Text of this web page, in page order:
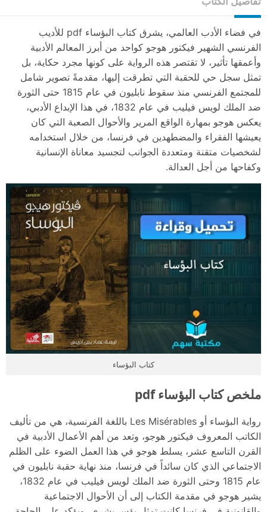
في فضاء الأدب العالمي، يشرق كتاب البؤساء pdf للأديب
الفرنسي الشهير فيكتور هوجو كواحد من أبرز المعالم الأدبية
وأعمقها تأثير، لا تقتصر هذه الرواية على كونها مجرد حكاية، بل
تمثل سجل حي للحقبة التي تطرقت إليها، مقدمةً تصوير شامل
للمجتمع الفرنسي منذ سقوط نابليون في عام 1815 حتى الثورة
ضد الملك لويس فيليب في عام 1832، في هذا الإبداع الأدبي،
يعكس هوجو بمهارة الواقع المرير والأحوال الصعبة التي كان
يعيشها الفقراء والمضطهدين في فرنسا، من خلال استخدامه
لشخصيات متقنة ومتعددة الجوانب لتجسيد معاناة الإنسانية
وكفاحها من أجل العدالة.
كتاب البؤساء
ملخص كتاب البؤساء pdf
رواية البؤساء أو Les Misérables باللغة الفرنسية، هي من تأليف
الكاتب المعروف فيكتور هوجو، وتعد من أهم الأعمال الأدبية في
القرن التاسع عشر، يسلط هوجو في هذا العمل الضوء على الظلم
الاجتماعي الذي كان سائداً في فرنسا، منذ نهاية حقبة نابليون في
عام 1815 وحتى الثورة ضد الملك لويس فيليب في عام 1832،
يشير هوجو في مقدمة الكتاب إلى أن الأحوال الاجتماعية